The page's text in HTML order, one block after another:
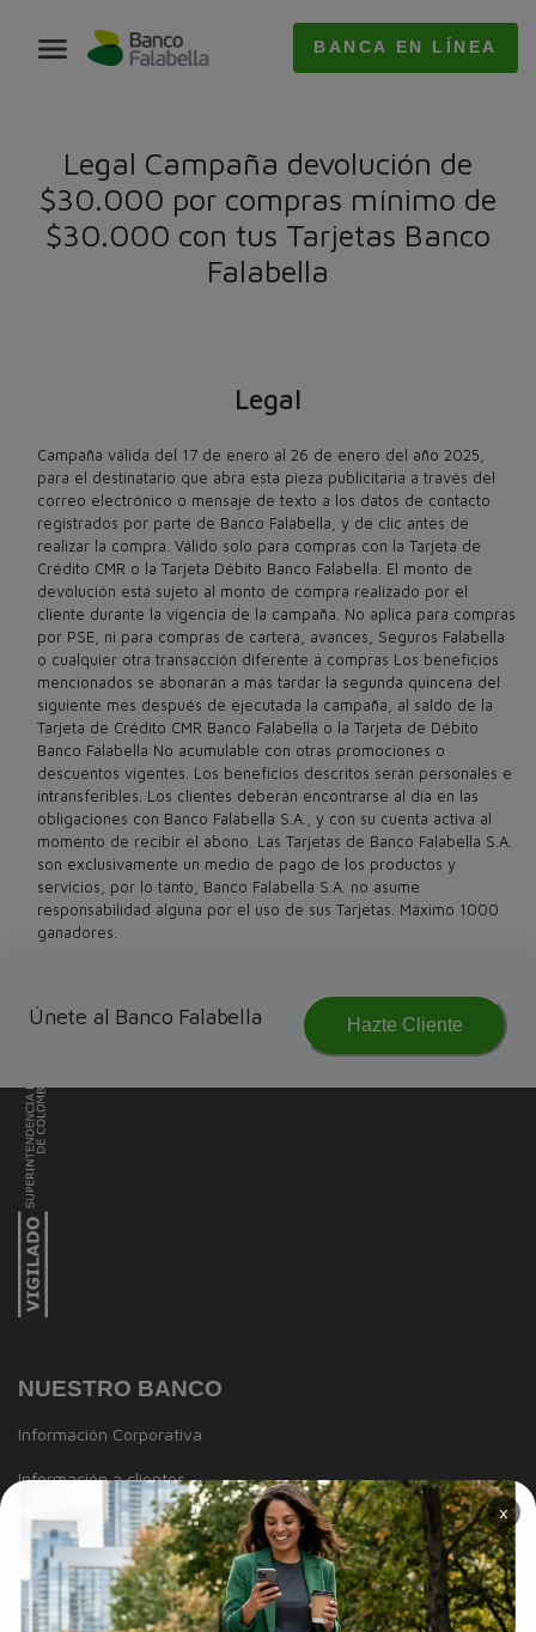
BANCA EN LÍNEA
Legal Campaña devolución de
$30.000 por compras mínimo de
$30.000 con tus Tarjetas Banco
Falabella
Legal
Campaña válida del 17 de enero al 26 de enero del año 2025,
para el destinatario que abra esta pieza publicitaria a través del
correo electrónico o mensaje de texto a los datos de contacto
registrados por parte de Banco Falabella, y de clic antes de
realizar la compra. Válido solo para compras con la Tarjeta de
Crédito CMR o la Tarjeta Débito Banco Falabella. El monto de
devolución está sujeto al monto de compra realizado por el
cliente durante la vigencia de la campaña. No aplica para compras
por PSE, ni para compras de cartera, avances, Seguros Falabella
o cualquier otra transacción diferente a compras Los beneficios
mencionados se abonarán a más tardar la segunda quincena del
siguiente mes después de ejecutada la campaña, al saldo de la
Tarjeta de Crédito CMR Banco Falabella o la Tarjeta de Débito
Banco Falabella No acumulable con otras promociones o
descuentos vigentes. Los beneficios descritos serán personales e
intransferibles. Los clientes deberán encontrarse al día en las
obligaciones con Banco Falabella S.A., y con su cuenta activa al
momento de recibir el abono. Las Tarjetas de Banco Falabella S.A.
son exclusivamente un medio de pago de los productos y
servicios, por lo tanto, Banco Falabella S.A. no asume
responsabilidad alguna por el uso de sus Tarjetas. Máximo 1000
ganadores.
×
Únete al Banco Falabella Hazte Cliente
NUESTRO BANCO
Información Corporativa
Información a clientes
Tasas y Tarifas
Reportes de sostenibilidad
Trabaja con Nosotros